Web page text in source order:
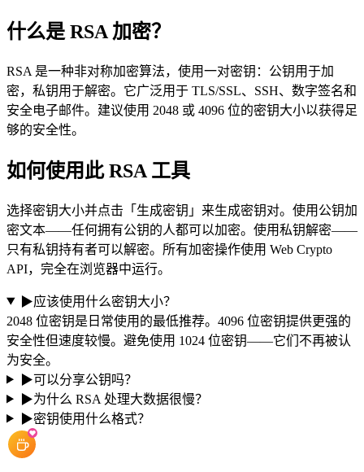
什么是 RSA 加密？
RSA 是一种非对称加密算法，使用一对密钥：公钥用于加
密，私钥用于解密。它广泛用于 TLS/SSL、SSH、数字签名和
安全电子邮件。建议使用 2048 或 4096 位的密钥大小以获得足
够的安全性。
如何使用此 RSA 工具
选择密钥大小并点击「生成密钥」来生成密钥对。使用公钥加
密文本——任何拥有公钥的人都可以加密。使用私钥解密——
只有私钥持有者可以解密。所有加密操作使用 Web Crypto
API，完全在浏览器中运行。
▶应该使用什么密钥大小？
2048 位密钥是日常使用的最低推荐。4096 位密钥提供更强的
安全性但速度较慢。避免使用 1024 位密钥——它们不再被认
为安全。
▶可以分享公钥吗？
▶为什么 RSA 处理大数据很慢？
▶密钥使用什么格式？